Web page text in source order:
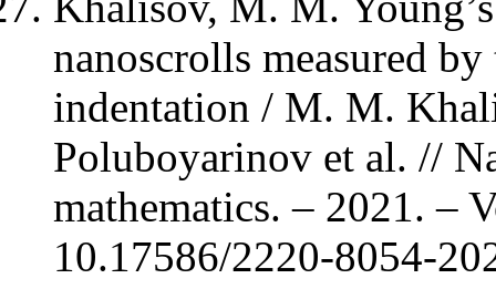
nanoscrolls measured
indentation / M. M.
Poluboyarinov et al. //
mathematics. – 2021. –
10.17586/2220-8054-